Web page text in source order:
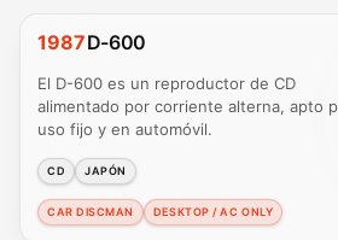
1987D-600
El D-600 es un reproductor de CD
alimentado por corriente alterna, apto
uso fijo y en automóvil.
CD JAPÓN
CAR DISCMAN DESKTOP / AC ONLY